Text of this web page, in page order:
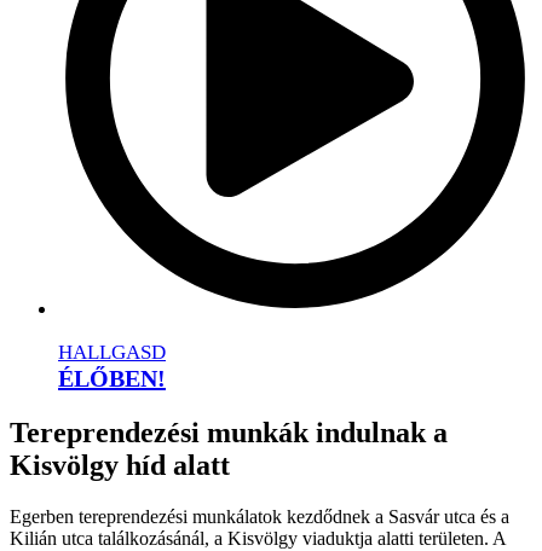
HALLGASD
ÉLŐBEN!
Tereprendezési munkák indulnak a
Kisvölgy híd alatt
Egerben tereprendezési munkálatok kezdődnek a Sasvár utca és a
Kilián utca találkozásánál, a Kisvölgy viaduktja alatti területen. A